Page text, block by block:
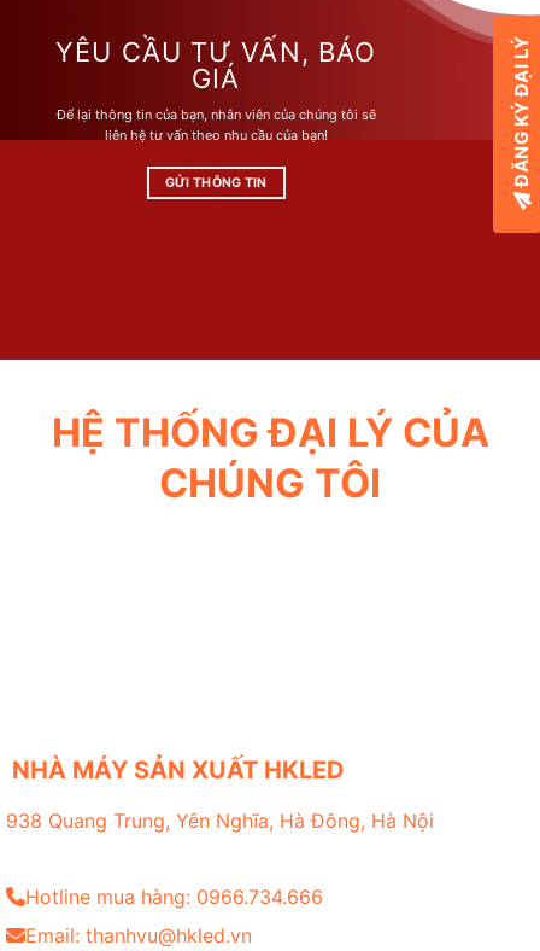
YÊU CẦU TƯ VẤN, BÁO
GIÁ
Để lại thông tin của bạn, nhân viên của chúng tôi sẽ
liên hệ tư vấn theo nhu cầu của bạn!
GỬI THÔNG TIN
HỆ THỐNG ĐẠI LÝ CỦA
CHÚNG TÔI
NHÀ MÁY SẢN XUẤT HKLED
938 Quang Trung, Yên Nghĩa, Hà Đông, Hà Nội
Hotline mua hàng: 0966.734.666
Email: thanhvu@hkled.vn
ĐĂNG KÝ ĐẠI LÝ